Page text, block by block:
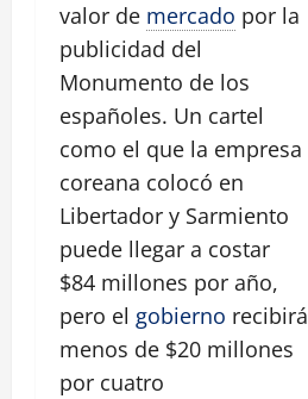
valor de mercado por la
publicidad del
Monumento de los
españoles. Un cartel
como el que la empresa
coreana colocó en
Libertador y Sarmiento
puede llegar a costar
$84 millones por año,
pero el gobierno recibirá
menos de $20 millones
por cuatro